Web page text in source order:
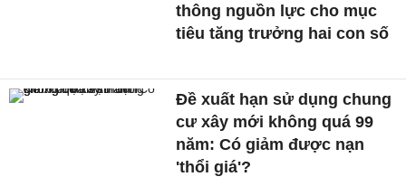
thông nguồn lực cho mục
tiêu tăng trưởng hai con số
Đề xuất hạn sử dụng chung
cư xây mới không quá 99
năm: Có giảm được nạn
'thổi giá'?